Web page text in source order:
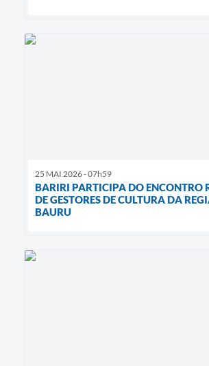
25 MAI 2026 - 07h59
BARIRI PARTICIPA DO ENCONTRO
DE GESTORES DE CULTURA DA
BAURU